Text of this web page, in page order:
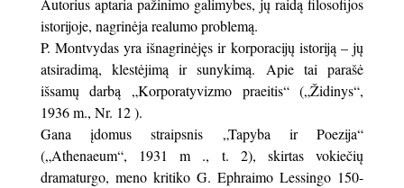
Autorius aptaria pažinimo galimybes, jų raidą filosofijos
istorijoje, nagrinėja realumo problemą.
P. Montvydas yra išnagrinėjęs ir korporacijų istoriją – jų
atsiradimą, klestėjimą ir sunykimą. Apie tai parašė
išsamų darbą „Korporatyvizmo praeitis“ („Židinys“,
1936 m., Nr. 12 ).
Gana įdomus straipsnis „Tapyba ir Poezija“
(„Athenaeum“, 1931 m ., t. 2), skirtas vokiečių
dramaturgo, meno kritiko G. Ephraimo Lessingo 150-